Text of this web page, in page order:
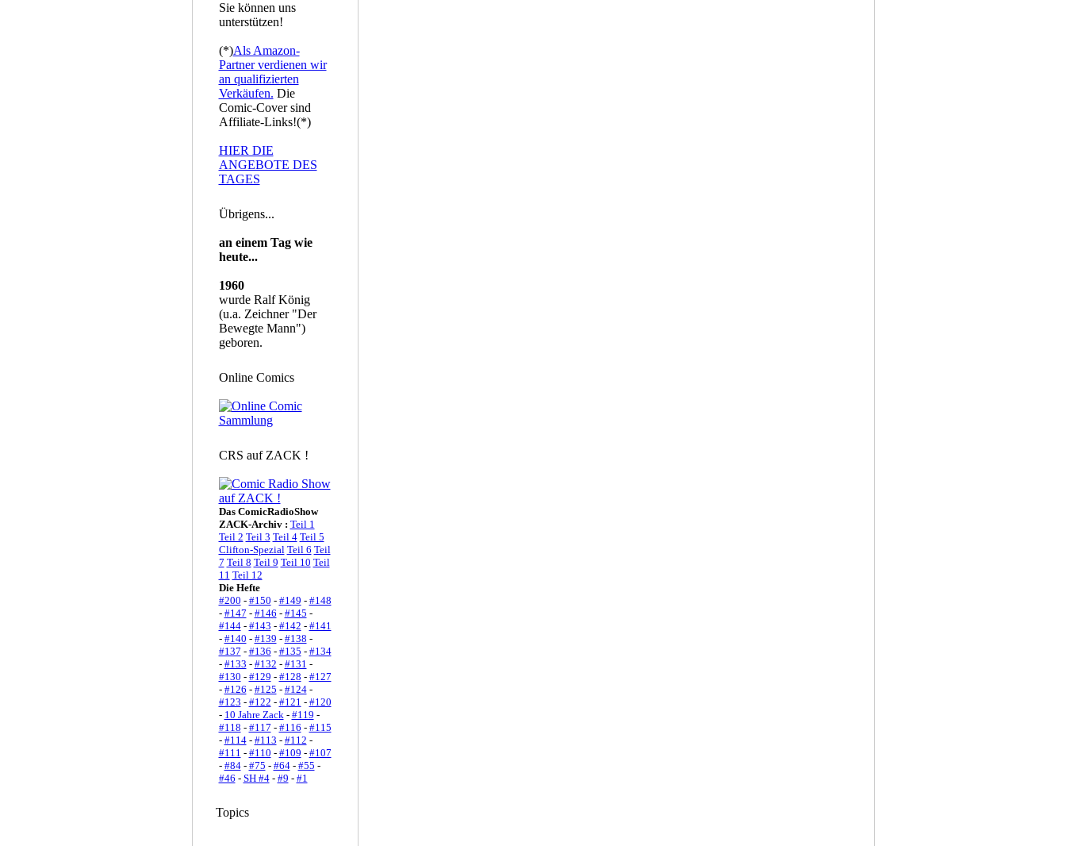
Sie können uns
unterstützen!
(*)Als Amazon-
Partner verdienen wir
an qualifizierten
Verkäufen. Die
Comic-Cover sind
Affiliate-Links!(*)
HIER DIE
ANGEBOTE DES
TAGES
Übrigens...
an einem Tag wie
heute...
1960
wurde Ralf König
(u.a. Zeichner "Der
Bewegte Mann")
geboren.
Online Comics
CRS auf ZACK !
Das ComicRadioShow
ZACK-Archiv : Teil 1
Teil 2 Teil 3 Teil 4 Teil 5
Clifton-Spezial Teil 6 Teil
7 Teil 8 Teil 9 Teil 10 Teil
11 Teil 12
Die Hefte
#200 - #150 - #149 - #148
- #147 - #146 - #145 -
#144- #143 - #142 - #141
- #140 - #139 - #138 -
#137 - #136 - #135 - #134
- #133 - #132 - #131 -
#130 - #129 - #128 - #127
- #126 - #125 - #124-
#123 - #122 - #121 - #120
- 10 Jahre Zack- #119 -
#118 - #117 - #116 - #115
- #114- #113 - #112 -
#111 - #110 - #109 - #107
- #84- #75 - #64- #55 -
#46 - SH #4- #9 - #1
Topics